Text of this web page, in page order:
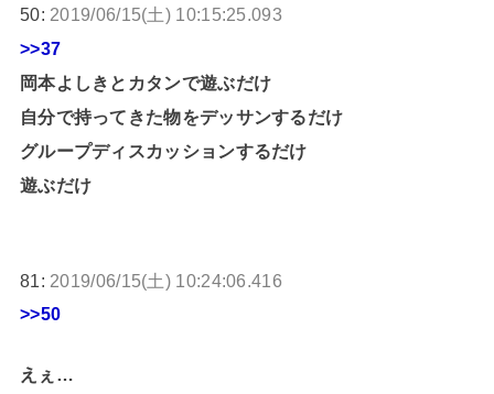
50: 2019/06/15(土) 10:15:25.093
>>37
岡本よしきとカタンで遊ぶだけ
自分で持ってきた物をデッサンするだけ
グループディスカッションするだけ
遊ぶだけ
81: 2019/06/15(土) 10:24:06.416
>>50
えぇ…